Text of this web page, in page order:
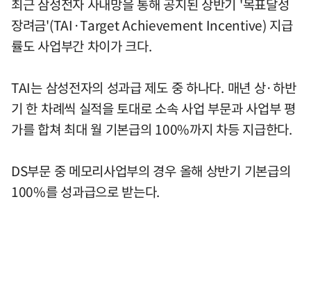
최근 삼성전자 사내망을 통해 공지된 상반기 '목표달성
장려금'(TAI·Target Achievement Incentive) 지급
률도 사업부간 차이가 크다.
TAI는 삼성전자의 성과급 제도 중 하나다. 매년 상·하반
기 한 차례씩 실적을 토대로 소속 사업 부문과 사업부 평
가를 합쳐 최대 월 기본급의 100%까지 차등 지급한다.
DS부문 중 메모리사업부의 경우 올해 상반기 기본급의
100%를 성과급으로 받는다.